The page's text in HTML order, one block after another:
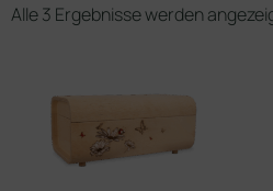
Alle 3 Ergebnisse werden